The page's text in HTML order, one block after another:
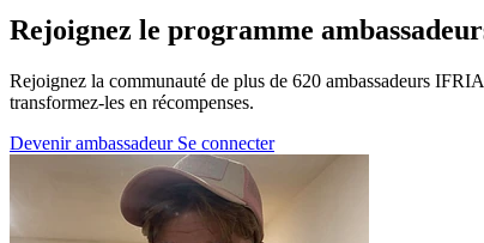
Rejoignez le programme
Rejoignez la communauté de plus de 620 ambassadeurs
transformez-les en récompenses.
Devenir ambassadeur Se connecter